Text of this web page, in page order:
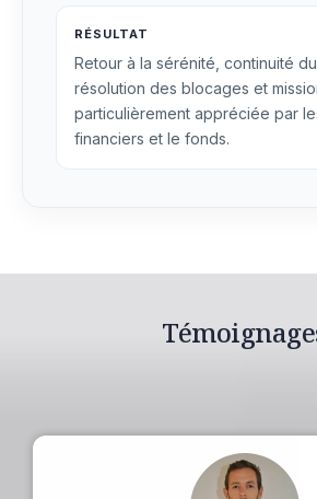
RÉSULTAT
Retour à la sérénité, continuité
résolution des blocages et
particulièrement appréciée par
financiers et le fonds.